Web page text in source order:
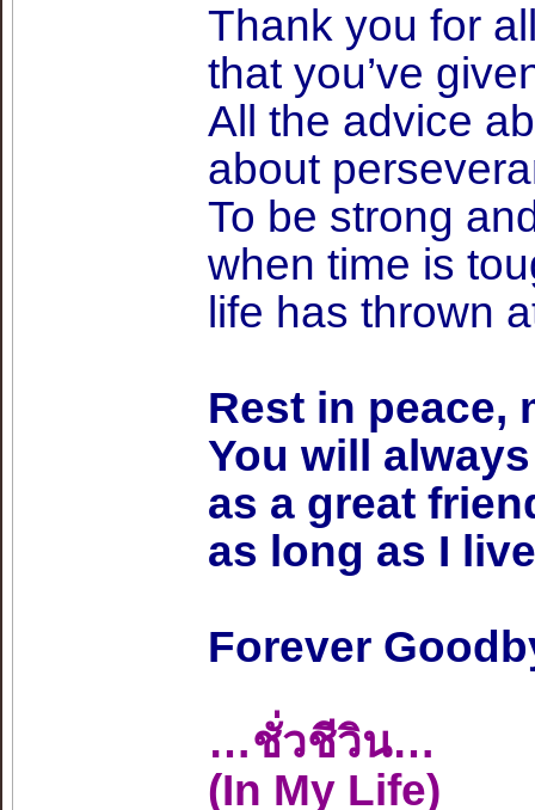
Thank you for
that you’ve
All the advice
about
To be strong
when time is
life has thrown
Rest in peace,
You will
as a great
as long as I
Forever
…ชั่วชีวิน…
(In My Life)